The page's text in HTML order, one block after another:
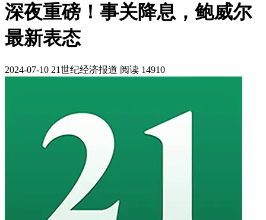
深夜重磅！事关降息，鲍威尔
最新表态
2024-07-10 21世纪经济报道 阅读 14910